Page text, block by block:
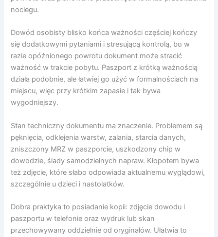
noclegu.
Dowód osobisty blisko końca ważności częściej kończy
się dodatkowymi pytaniami i stresującą kontrolą, bo w
razie opóźnionego powrotu dokument może stracić
ważność w trakcie pobytu. Paszport z krótką ważnością
działa podobnie, ale łatwiej go użyć w formalnościach na
miejscu, więc przy krótkim zapasie i tak bywa
wygodniejszy.
Stan techniczny dokumentu ma znaczenie. Problemem są
pęknięcia, odklejenia warstw, zalania, starcia danych,
zniszczony MRZ w paszporcie, uszkodzony chip w
dowodzie, ślady samodzielnych napraw. Kłopotem bywa
też zdjęcie, które słabo odpowiada aktualnemu wyglądowi,
szczególnie u dzieci i nastolatków.
Dobra praktyka to posiadanie kopii: zdjęcie dowodu i
paszportu w telefonie oraz wydruk lub skan
przechowywany oddzielnie od oryginałów. Ułatwia to